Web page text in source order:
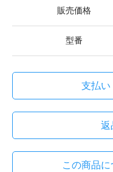
販売価格
型番
支払い
返
この商品